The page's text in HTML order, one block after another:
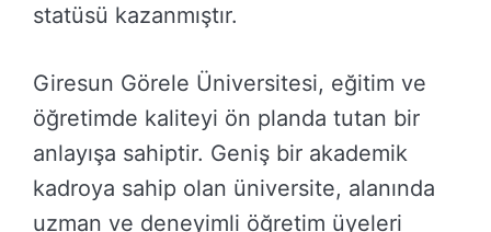
statüsü kazanmıştır.
Giresun Görele Üniversitesi, eğitim ve
öğretimde kaliteyi ön planda tutan bir
anlayışa sahiptir. Geniş bir akademik
kadroya sahip olan üniversite, alanında
uzman ve deneyimli öğretim üyeleri